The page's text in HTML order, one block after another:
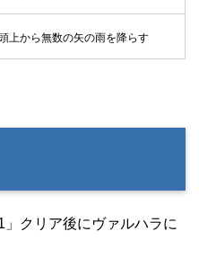
上から無数の矢の雨を降らす
クリア後にヴァルハラに